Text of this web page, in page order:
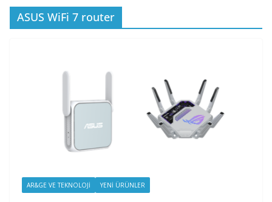
ASUS WiFi 7 router
AR&GE VE TEKNOLOJI YENI ÜRÜNLER